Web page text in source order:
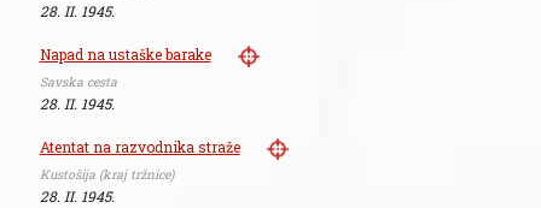
28. II. 1945.
Napad na ustaške barake
Savska cesta
28. II. 1945.
Atentat na razvodnika straže
Kustošija (kraj tržnice)
28. II. 1945.